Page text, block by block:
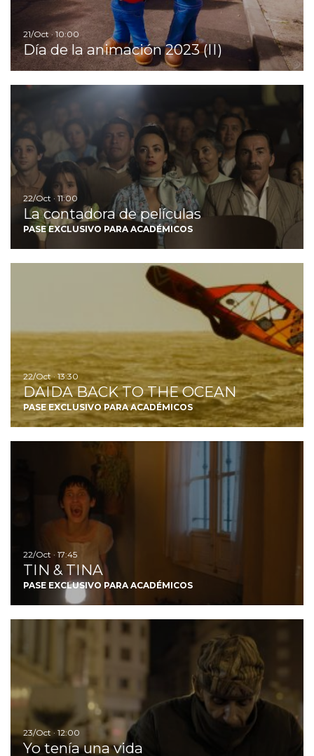
21/Oct · 10:00
Día de la animación 2023 (II)
22/Oct · 11:00
La contadora de películas
PASE EXCLUSIVO PARA ACADÉMICOS
22/Oct · 13:30
DAIDA BACK TO THE OCEAN
PASE EXCLUSIVO PARA ACADÉMICOS
22/Oct · 17:45
TIN & TINA
PASE EXCLUSIVO PARA ACADÉMICOS
23/Oct · 12:00
Yo tenía una vida